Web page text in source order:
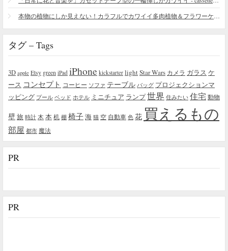
タグ – Tags
3D apple Etsy green iPad iPhone kickstarter lightStar Wars カメラ ガラス ケ
ース コンセプト コーヒー ソファ テーブル バッグ プロジェクションマ
ッピング プール ベッド ホテル ミニチュア ランプ世界 住みたい 住宅 動物
壁旅 時計 木 本机 棚 椅子海 猫 空 自動車 色 花 買えるもの
部屋 都市 魔法
PR
PR